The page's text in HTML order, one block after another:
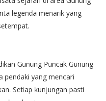
legenda menarik yang
Gunung Puncak Gunung
pendaki yang mencari
Setiap kunjungan pasti